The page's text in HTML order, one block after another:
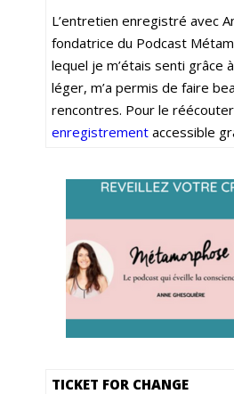
L’entretien enregistré avec
fondatrice du Podcast
lequel je m’étais senti grâce
léger, m’a permis de faire
rencontres. Pour le
enregistrement accessible
TICKET FOR CHANGE